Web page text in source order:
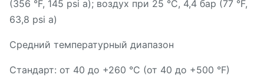
(356 °F, 145 psi a); воздух при 25 °C, 4,4 бар (77 °F,
63,8 psi a)
Средний температурный диапазон
Стандарт: от 40 до +260 °C (от 40 до +500 °F)